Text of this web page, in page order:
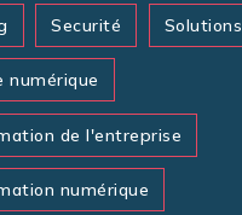
Securité Solutions
numérique
de l'entreprise
numérique